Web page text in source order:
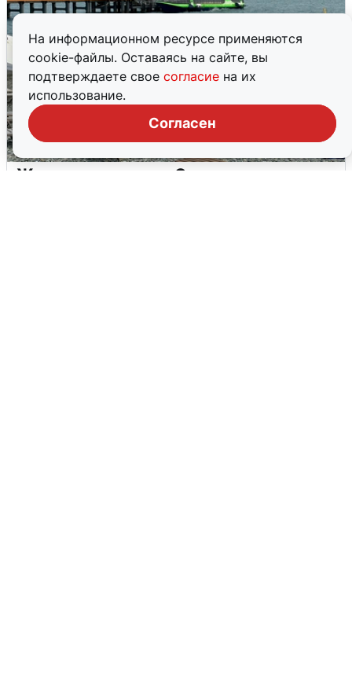
На информационном ресурсе применяются
cookie-файлы. Оставаясь на сайте, вы
подтверждаете свое согласие на их
использование.
Согласен
Жители и туристы Сочи рассказали